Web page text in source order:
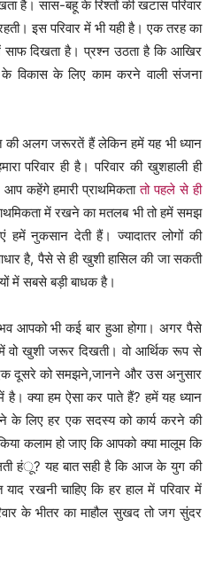
है। सास-बहू के रिश्तों की खटास परिवार
इस परिवार में भी यही है। एक तरह का
दिखता है। प्रश्न उठता है कि आखिर
के विकास के लिए काम करने वाली संजना
अलग जरूरतें हैं लेकिन हमें यह भी ध्यान
परिवार ही है। परिवार की खुशहाली ही
आप कहेंगे हमारी प्राथमिकतातो पहले से ही
में रखने का मतलब भी तो हमें समझ
हमें नुकसान देती हैं। ज्यादातर लोगों की
है, पैसे से ही खुशी हासिल की जा सकती
में सबसे बड़ी बाधक है।
आपको भी कई बार हुआ होगा। अगर पैसे
वो खुशी जरूर दिखती। वो आर्थिक रूप से
दूसरे को समझने,जानने और उस अनुसार
क्या हम ऐसा कर पाते हैं? हमें यह ध्यान
के लिए हर एक सदस्य को कार्य करने की
कलाम हो जाए कि आपको क्या मालूम कि
हंू? यह बात सही है कि आज के युग की
रखनी चाहिए कि हर हाल में परिवार में
के भीतर का माहौल सुखद तो जग सुंदर